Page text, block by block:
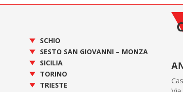
SCHIO
SESTO SAN GIOVANNI – MONZA
SICILIA
TORINO
TRIESTE